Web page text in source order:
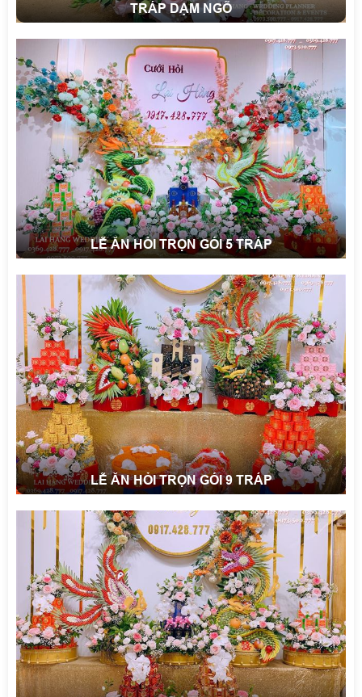
TRÁP DẠM NGÕ
LỄ ĂN HỎI TRỌN GÓI 5 TRÁP
LỄ ĂN HỎI TRỌN GÓI 9 TRÁP